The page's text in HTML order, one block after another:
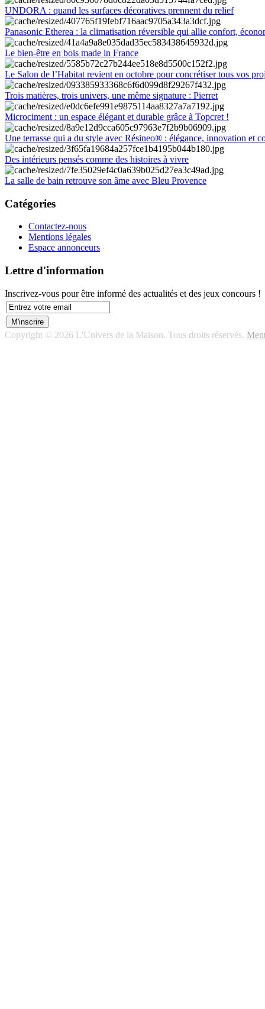
UNDORA : quand les surfaces décoratives prennent du relief
Panasonic Etherea : la climatisation réversible qui allie confort,
Le bien-être en bois made in France
Le Salon de l’Habitat revient en octobre pour concrétiser tous vos
Trois matières, trois univers, une même signature : Pierret
Microciment : un espace élégant et durable grâce à Topcret !
Une terrasse qui a du style avec Résineo® : élégance, innovation et
Des intérieurs pensés comme des histoires à vivre
La salle de bain retrouve son âme avec Bleu Provence
Catégories
Contactez-nous
Mentions légales
Espace annonceurs
Lettre d'information
Inscrivez-vous pour être informé des actualités et des jeux concours !
Copyright © 2026 L'Univers de la Maison. Tous droits réservés.